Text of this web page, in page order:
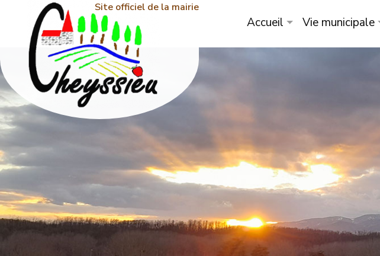
Site officiel de la mairie
Accueil Vie municipale